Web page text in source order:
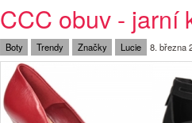
CCC obuv - jarní
Boty Trendy Značky Lucie 8. března